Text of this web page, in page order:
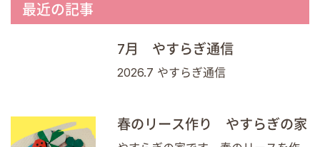
最近の記事
7月 やすらぎ通信
2026.7 やすらぎ通信
春のリース作り やすらぎの家